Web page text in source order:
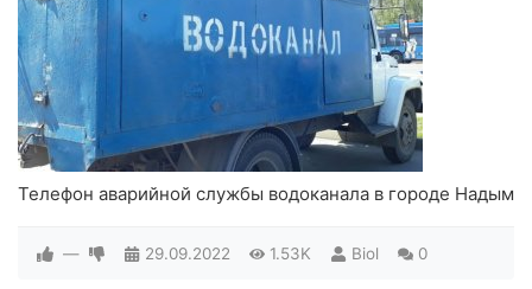
Телефон аварийной службы водоканала в городе Надым
— 29.09.2022 1.53K Biol 0